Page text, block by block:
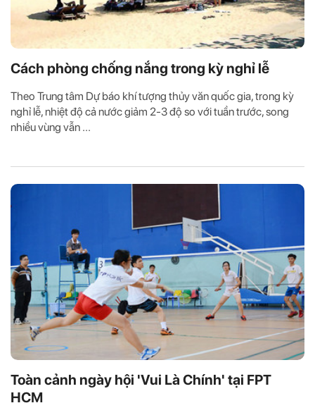
Cách phòng chống nắng trong kỳ nghỉ lễ
Theo Trung tâm Dự báo khí tượng thủy văn quốc gia, trong kỳ
nghỉ lễ, nhiệt độ cả nước giảm 2-3 độ so với tuần trước, song
nhiều vùng vẫn ...
Toàn cảnh ngày hội 'Vui Là Chính' tại FPT
HCM